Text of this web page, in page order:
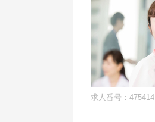
求人番号：475414